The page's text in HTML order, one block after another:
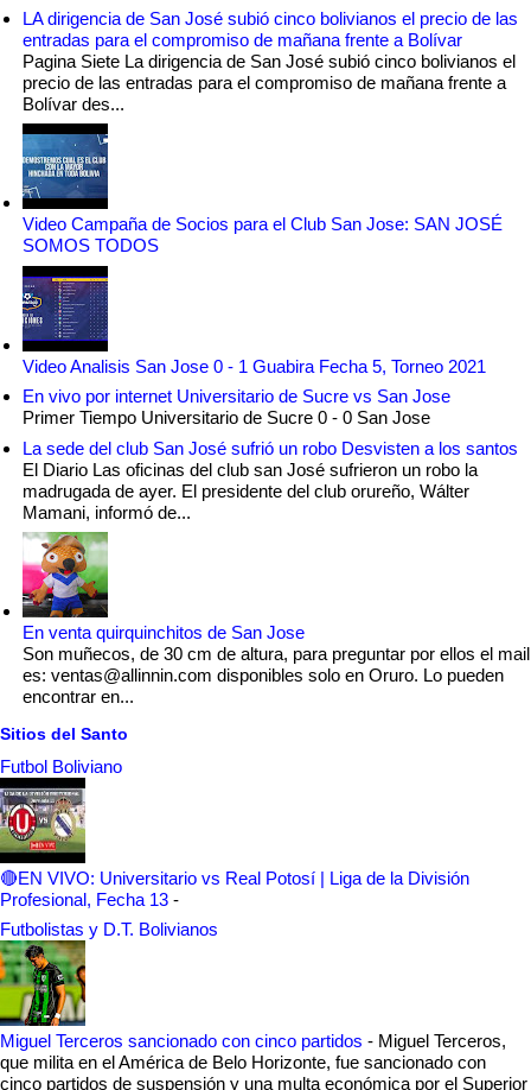
LA dirigencia de San José subió cinco bolivianos el precio de las
entradas para el compromiso de mañana frente a Bolívar
Pagina Siete La dirigencia de San José subió cinco bolivianos el
precio de las entradas para el compromiso de mañana frente a
Bolívar des...
Video Campaña de Socios para el Club San Jose: SAN JOSÉ
SOMOS TODOS
Video Analisis San Jose 0 - 1 Guabira Fecha 5, Torneo 2021
En vivo por internet Universitario de Sucre vs San Jose
Primer Tiempo Universitario de Sucre 0 - 0 San Jose
La sede del club San José sufrió un robo Desvisten a los santos
El Diario Las oficinas del club san José sufrieron un robo la
madrugada de ayer. El presidente del club orureño, Wálter
Mamani, informó de...
En venta quirquinchitos de San Jose
Son muñecos, de 30 cm de altura, para preguntar por ellos el mail
es: ventas@allinnin.com disponibles solo en Oruro. Lo pueden
encontrar en...
Sitios del Santo
Futbol Boliviano
🔴EN VIVO: Universitario vs Real Potosí | Liga de la División
Profesional, Fecha 13 -
Futbolistas y D.T. Bolivianos
Miguel Terceros sancionado con cinco partidos - Miguel Terceros,
que milita en el América de Belo Horizonte, fue sancionado con
cinco partidos de suspensión y una multa económica por el Superior